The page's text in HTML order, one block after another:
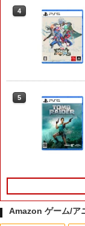
4
4
5
Amazon ゲーム/ア